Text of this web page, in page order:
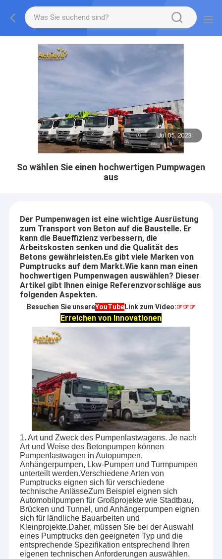
Jul 05, 2023
So wählen Sie einen hochwertigen Pumpwagen
aus
Der Pumpenwagen ist eine wichtige Ausrüstung
zum Transport von Beton auf die Baustelle. Er
kann die Baueffizienz verbessern, die
Arbeitskosten senken und die Qualität des
Betons gewährleisten.Es gibt viele Marken von
Pumptrucks auf dem Markt.Wie kann man einen
hochwertigen Pumpenwagen auswählen? Dieser
Artikel gibt Ihnen einige Referenzvorschläge aus
folgenden Aspekten.
Besuchen Sie unsereYouTubeLink zum Video:☞☞☞
Erreichen von Innovationen
1. Art und Zweck des Pumpenlastwagens. Je nach
Art und Weise des Betonpumpen können
Pumpenlastwagen in Autopumpen,
Anhängerpumpen, Lkw-Pumpen und Turmpumpen
unterteilt werden.Verschiedene Arten von
Pumptrucks eignen sich für verschiedene
technische AnlässeZum Beispiel eignen sich
Automobilpumpen für Großprojekte wie Stadtbau,
Brücken und Tunnel, und Anhängerpumpen eignen
sich für ländliche Bauarbeiten und
Kleinprojekte.Daher, müssen Sie bei der Auswahl
eines Pumptrucks den geeigneten Typ und die
entsprechende Spezifikation entsprechend Ihren
eigenen technischen Anforderungen auswählen.